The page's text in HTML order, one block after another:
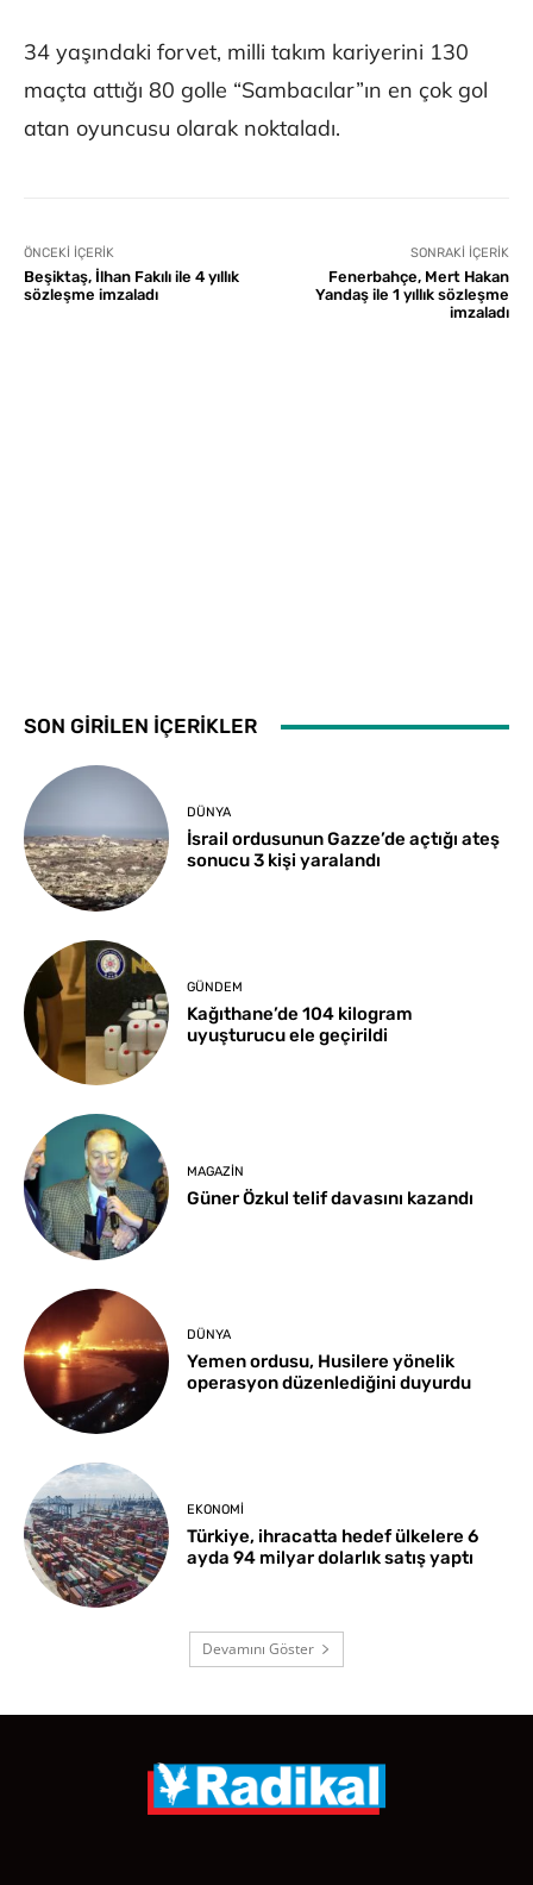
34 yaşındaki forvet, milli takım kariyerini 130
maçta attığı 80 golle “Sambacılar”ın en çok gol
atan oyuncusu olarak noktaladı.
ÖNCEKI İÇERIK
Beşiktaş, İlhan Fakılı ile 4 yıllık
sözleşme imzaladı
SONRAKI İÇERIK
Fenerbahçe, Mert Hakan
Yandaş ile 1 yıllık sözleşme
imzaladı
SON GİRİLEN İÇERİKLER
DÜNYA
İsrail ordusunun Gazze’de açtığı ateş
sonucu 3 kişi yaralandı
GÜNDEM
Kağıthane’de 104 kilogram
uyuşturucu ele geçirildi
MAGAZIN
Güner Özkul telif davasını kazandı
DÜNYA
Yemen ordusu, Husilere yönelik
operasyon düzenlediğini duyurdu
EKONOMI
Türkiye, ihracatta hedef ülkelere 6
ayda 94 milyar dolarlık satış yaptı
Devamını Göster